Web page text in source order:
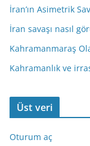
İran’ın Asimetrik
İran savaşı nasıl
Kahramanmaraş
Kahramanlık ve
Üst veri
Oturum aç